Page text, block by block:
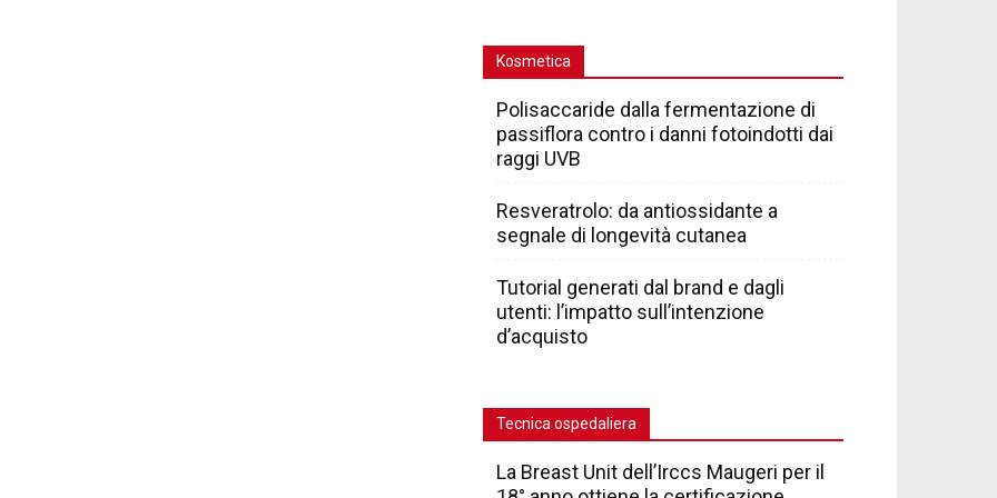
Kosmetica
Polisaccaride dalla fermentazione di
passiflora contro i danni fotoindotti dai
raggi UVB
Resveratrolo: da antiossidante a
segnale di longevità cutanea
Tutorial generati dal brand e dagli
utenti: l’impatto sull’intenzione
d’acquisto
Tecnica ospedaliera
La Breast Unit dell’Irccs Maugeri per il